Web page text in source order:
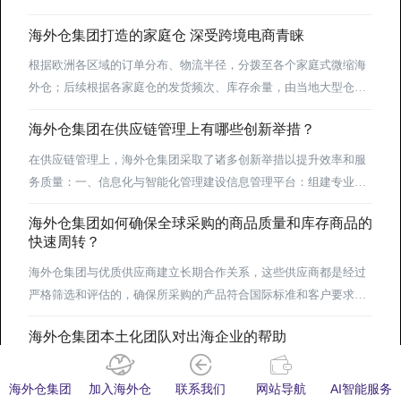
关税（为期2年），这一政策为非洲产品输入中国开辟了前所未有的
便利通道。结合海关总署相关管理规定、贸易实操经验及政策解
读，非洲产品输入中国可遵循“合规先行、供应链打通、市场适配、
海外仓集团打造的家庭仓 深受跨境电商青睐
根据欧洲各区域的订单分布、物流半径，分拨至各个家庭式微缩海
外仓；后续根据各家庭仓的发货频次、库存余量，由当地大型仓
免库存积压，也杜绝缺货导致的履约延误。相较于传统大型海外
仓，欧洲家庭式微缩海外仓的...
海外仓集团在供应链管理上有哪些创新举措？
在供应链管理上，海外仓集团采取了诸多创新举措以提升效率和服
务质量：一、信息化与智能化管理‌建设信息管理平台‌：组建专业技
理系统、仓储管理系统等先进的信息管理系统，实时对接客户、商
品、仓储、配送等信息，实现海外仓物流、订单流、信息流、资金
流“四流合一”。‌提升智能化水平‌：积极装配智能机器人、自动化立
体库堆垛机、自动轻型物件分拣机等智能...
海外仓集团如何确保全球采购的商品质量和库存商品的
快速周转？
海外仓集团与优质供应商建立长期合作关系，这些供应商都是经过
严格筛选和评估的，确保所采购的产品符合国际标准和客户要求。
能在出现问题时迅速响应并解决。
海外仓集团本土化团队对出海企业的帮助
增强市场适应性深入了解市场：海外仓集团在当地有专业团队，能
够深入了解目标市场的文化特点、消费习惯、法律法规等，从而帮
海外仓集团 加入海外仓 联系我们 网站导航 AI智能服务